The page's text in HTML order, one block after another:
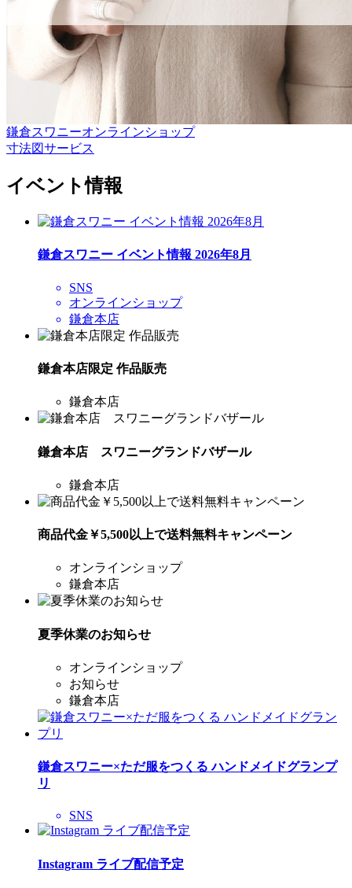
鎌倉スワニーオンラインショップ
寸法図サービス
イベント情報
鎌倉スワニー イベント情報 2026年8月
SNS
オンラインショップ
鎌倉本店
鎌倉本店限定 作品販売
鎌倉本店
鎌倉本店 スワニーグランドバザール
鎌倉本店
商品代金￥5,500以上で送料無料キャンペーン
オンラインショップ
鎌倉本店
夏季休業のお知らせ
オンラインショップ
お知らせ
鎌倉本店
鎌倉スワニー×ただ服をつくる ハンドメイドグランプ
リ
SNS
Instagram ライブ配信予定